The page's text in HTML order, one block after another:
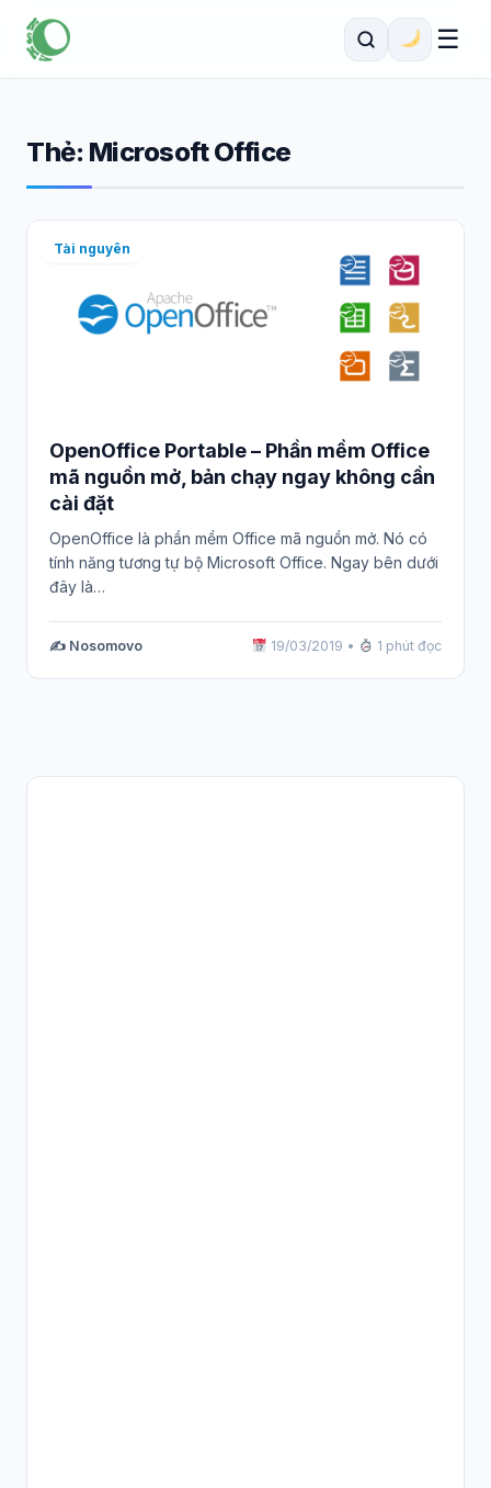
☰
Thẻ: Microsoft Office
Tài nguyên
OpenOffice Portable – Phần mềm Office
mã nguồn mở, bản chạy ngay không cần
cài đặt
OpenOffice là phần mềm Office mã nguồn mở. Nó có
tính năng tương tự bộ Microsoft Office. Ngay bên dưới
đây là…
✍️ Nosomovo 19/03/2019 • 1 phút đọc